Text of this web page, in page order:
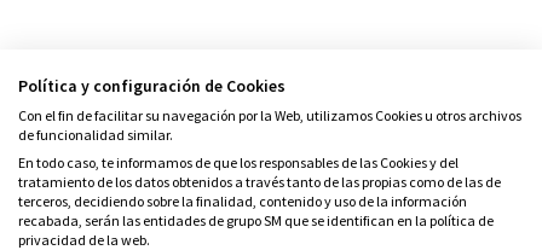
Política y configuración de Cookies
Con el fin de facilitar su navegación por la Web, utilizamos Cookies u otros archivos
de funcionalidad similar.
En todo caso, te informamos de que los responsables de las Cookies y del
tratamiento de los datos obtenidos a través tanto de las propias como de las de
terceros, decidiendo sobre la finalidad, contenido y uso de la información
recabada, serán las entidades de grupo SM que se identifican en la política de
privacidad de la web.